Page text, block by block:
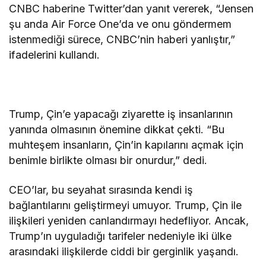
CNBC haberine Twitter’dan yanıt vererek, “Jensen
şu anda Air Force One’da ve onu göndermem
istenmediği sürece, CNBC’nin haberi yanlıştır,”
ifadelerini kullandı.
Trump, Çin’e yapacağı ziyarette iş insanlarının
yanında olmasının önemine dikkat çekti. “Bu
muhteşem insanların, Çin’in kapılarını açmak için
benimle birlikte olması bir onurdur,” dedi.
CEO’lar, bu seyahat sırasında kendi iş
bağlantılarını geliştirmeyi umuyor. Trump, Çin ile
ilişkileri yeniden canlandırmayı hedefliyor. Ancak,
Trump’ın uyguladığı tarifeler nedeniyle iki ülke
arasındaki ilişkilerde ciddi bir gerginlik yaşandı.